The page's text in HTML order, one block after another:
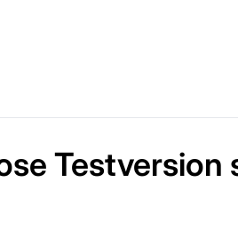
Testversion